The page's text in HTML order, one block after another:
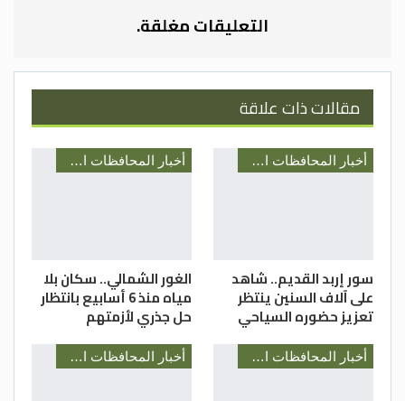
الكربون عن طريق امتصاص من الجو وبذلك
حيث سيتم تدريب المشاركين والمشاركات
ضمن هذا المشروع المنفذ على كسب التأييد
بقضية التغير المناخي وزراعة نبات الازولا ونبات
الشعير والزراعة المائية بشكل عام.
التعليقات مغلقة.
مقالات ذات علاقة
أخبار المحافظات الأردنية
سور إربد القديم.. شاهد
على آلاف السنين ينتظر
تعزيز حضوره السياحي
أخبار المحافظات الأردنية
الغور الشمالي.. سكان بلا
مياه منذ 6 أسابيع بانتظار
حل جذري لأزمتهم
أخبار المحافظات الأردنية أخبار المحافظات الأردنية